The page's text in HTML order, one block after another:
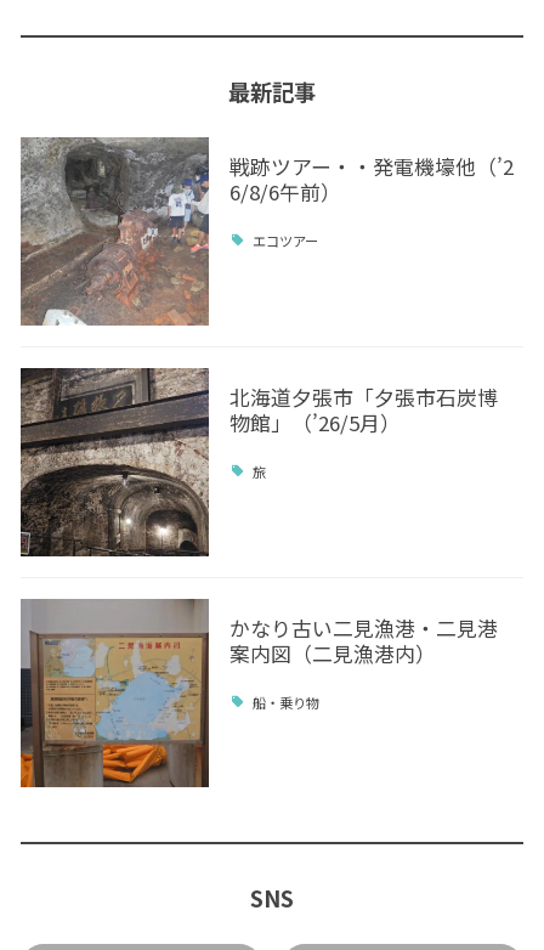
最新記事
戦跡ツアー・・発電機壕他（’2
6/8/6午前）
エコツアー
北海道夕張市「夕張市石炭博
物館」（’26/5月）
旅
かなり古い二見漁港・二見港
案内図（二見漁港内）
船・乗り物
SNS